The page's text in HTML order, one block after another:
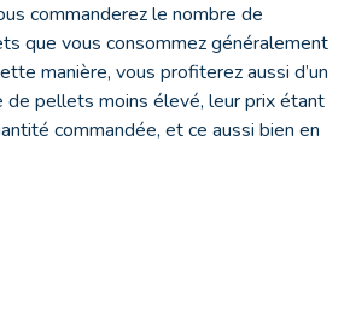
commanderez le nombre de
que vous consommez généralement
manière, vous profiterez aussi d’un
de pellets moins élevé, leur prix étant
commandée, et ce aussi bien en